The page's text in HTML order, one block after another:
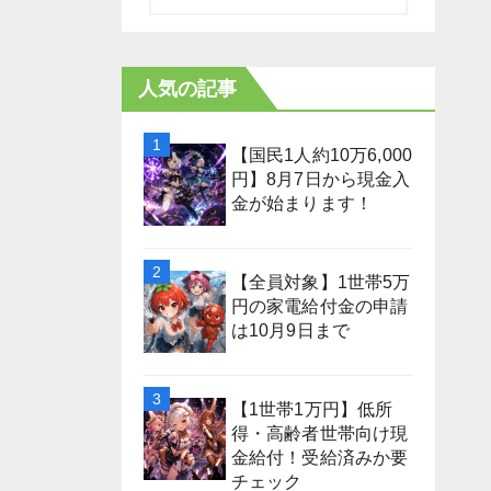
人気の記事
【国民1人約10万6,000
円】8月7日から現金入
金が始まります！
【全員対象】1世帯5万
円の家電給付金の申請
は10月9日まで
【1世帯1万円】低所
得・高齢者世帯向け現
金給付！受給済みか要
チェック